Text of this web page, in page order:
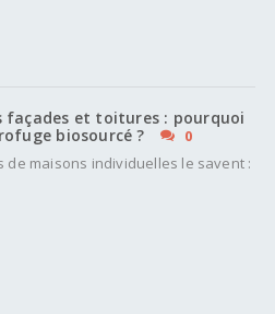
façades et toitures : pourquoi
biosourcé ?
0
de maisons individuelles le savent :